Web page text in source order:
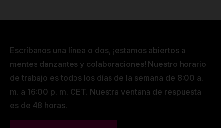
Escríbanos una línea o dos, ¡estamos abiertos a
mentes danzantes y colaboraciones! Nuestro horario
de trabajo es todos los días de la semana de 8:00 a.
m. a 16:00 p. m. CET. Nuestra ventana de respuesta
es de 48 horas.